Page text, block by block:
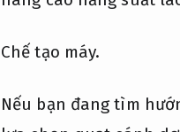
Chế tạo máy.
Nếu bạn đang tìm